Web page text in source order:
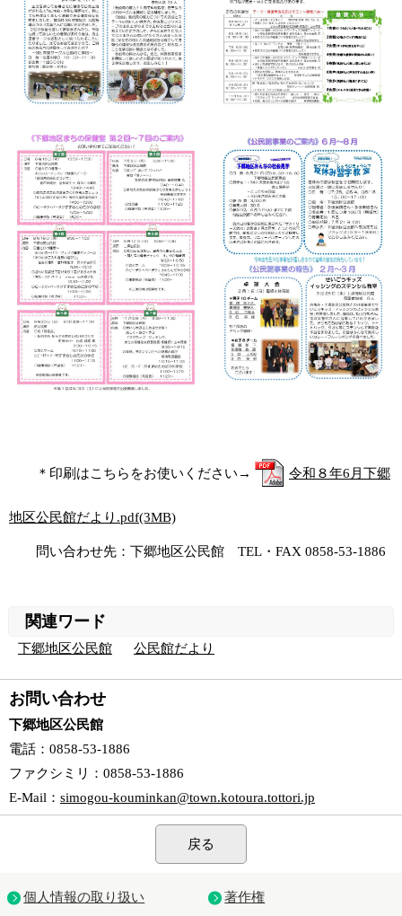
＊印刷はこちらをお使いください→ 令和８年6月下郷
地区公民館だより.pdf(3MB)
問い合わせ先：下郷地区公民館 TEL・FAX 0858-53-1886
関連ワード
下郷地区公民館 公民館だより
お問い合わせ
下郷地区公民館
電話 ：0858-53-1886
ファクシミリ
：0858-53-1886
E-Mail ： simogou-kouminkan@town.kotoura.tottori.jp
戻る
個人情報の取り扱い 著作権